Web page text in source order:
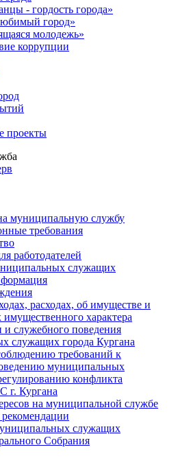
- гордость города»
город»
молодежь»
коррупции
проекты
муниципальную службу
требования
работодателей
служащих
расходах, об имуществе и
имущественного характера
и служебного поведения
служащих города Кургана
требований к
муниципальных
конфликта
г. Кургана
на муниципальной службе
служащих
Cобрания